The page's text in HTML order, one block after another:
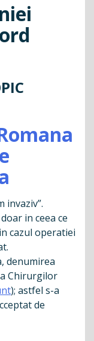
invaziv”.
in ceea ce
cazul operatiei
denumirea
Chirurgilor
); astfel s-a
de